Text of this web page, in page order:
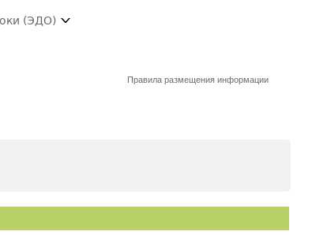
(ЭДО)
Правила размещения информации